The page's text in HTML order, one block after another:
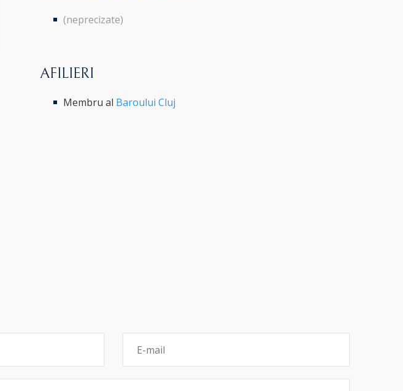
(neprecizate)
AFILIERI
Membru al Baroului Cluj